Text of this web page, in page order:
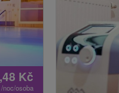
Kč
/noc/osoba